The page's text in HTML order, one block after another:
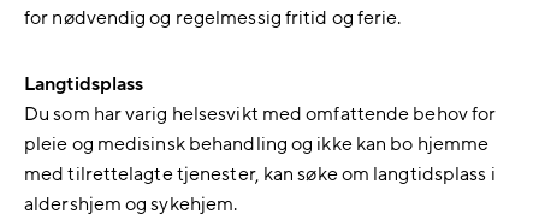
for nødvendig og regelmessig fritid og ferie.
Langtidsplass
Du som har varig helsesvikt med omfattende behov for
pleie og medisinsk behandling og ikke kan bo hjemme
med tilrettelagte tjenester, kan søke om langtidsplass i
aldershjem og sykehjem.